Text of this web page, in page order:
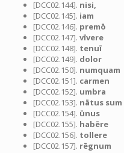
[DCC02.144]. nisi,
[DCC02.145]. iam
[DCC02.146]. premō
[DCC02.147]. vīvere
[DCC02.148]. tenuī
[DCC02.149]. dolor
[DCC02.150]. numquam
[DCC02.151]. carmen
[DCC02.152]. umbra
[DCC02.153]. nātus sum
[DCC02.154]. ūnus
[DCC02.155]. habēre
[DCC02.156]. tollere
[DCC02.157]. rēgnum